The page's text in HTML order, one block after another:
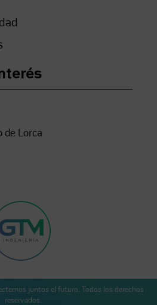
de Lorca
juntos el futuro. Todos los derechos
reservados.